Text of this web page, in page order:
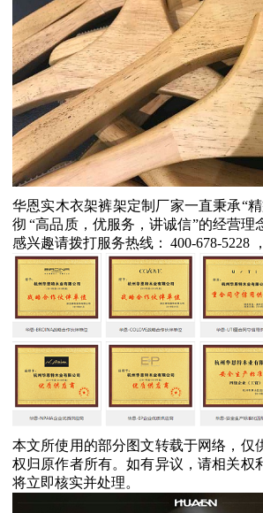
华恩实木衣架裤架定制厂家一直秉承“
彻 “高品质，优服务，讲诚信”的经营理
感兴趣请拨打服务热线： 400-678-5228
本文所使用的部分图文转载于网络，仅
权归原作者所有。如有异议，请相关权
将立即核实并处理。